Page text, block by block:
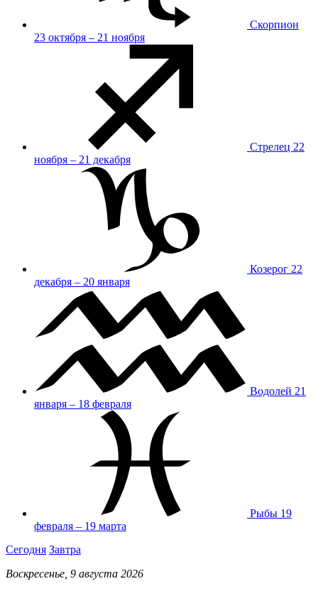
Скорпион
23 октября – 21 ноября
Стрелец 22
ноября – 21 декабря
Козерог 22
декабря – 20 января
Водолей 21
января – 18 февраля
Рыбы 19
февраля – 19 марта
Сегодня Завтра
Воскресенье, 9 августа 2026